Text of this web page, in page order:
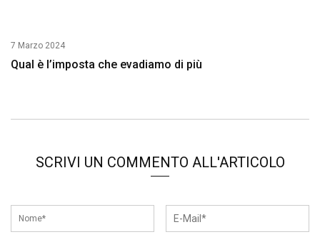
7 Marzo 2024
Qual è l’imposta che evadiamo di più
SCRIVI UN COMMENTO ALL'ARTICOLO